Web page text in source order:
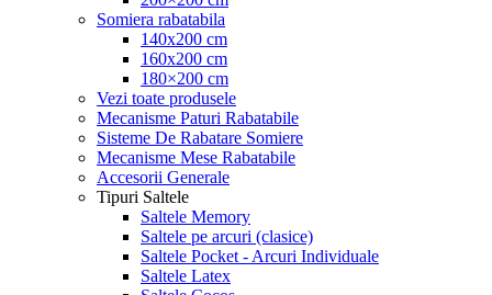
Somiera rabatabila
140x200 cm
160x200 cm
180×200 cm
Vezi toate produsele
Mecanisme Paturi Rabatabile
Sisteme De Rabatare Somiere
Mecanisme Mese Rabatabile
Accesorii Generale
Tipuri Saltele
Saltele Memory
Saltele pe arcuri (clasice)
Saltele Pocket - Arcuri Individuale
Saltele Latex